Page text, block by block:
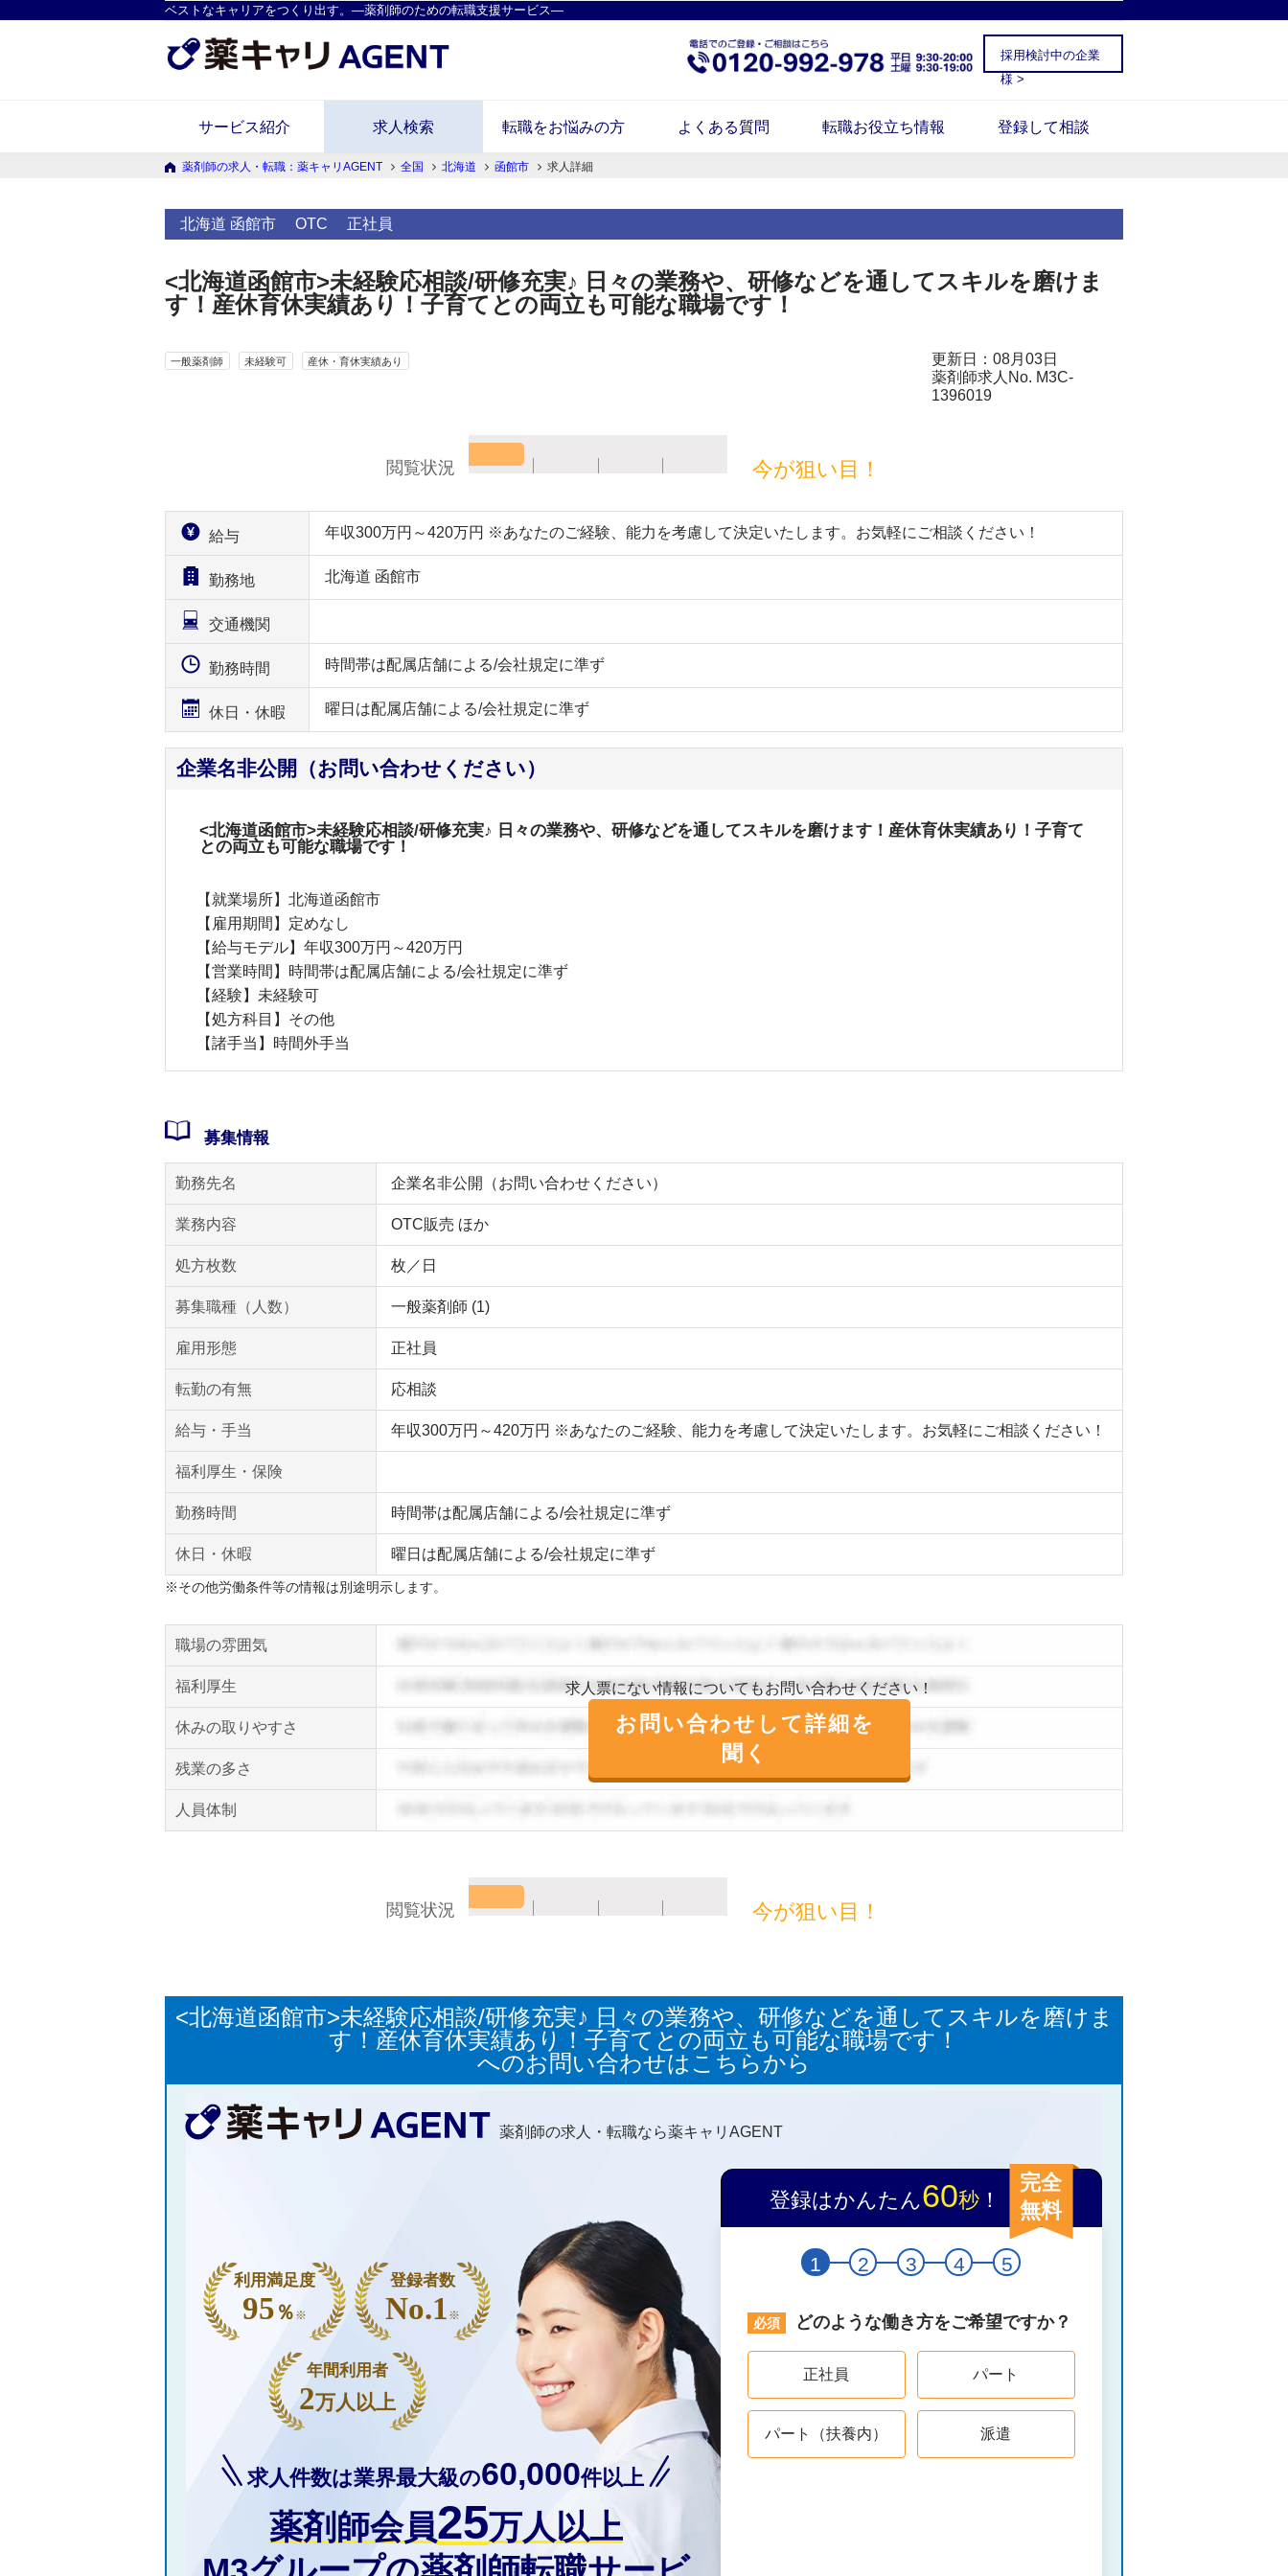
ベストなキャリアをつくり出す。―薬剤師のための転職支援サービス―
採用検討中の企業
様 >
サービス紹介 求人検索 転職をお悩みの方 よくある質問 転職お役立ち情報 登録して相談
薬剤師の求人・転職：薬キャリAGENT 全国 北海道 函館市 求人詳細
北海道 函館市 OTC 正社員
<北海道函館市>未経験応相談/研修充実♪ 日々の業務や、研修などを通してスキルを磨けま
す！産休育休実績あり！子育てとの両立も可能な職場です！
一般薬剤師 未経験可 産休・育休実績あり
更新日：08月03日
薬剤師求人No. M3C-
1396019
閲覧状況 今が狙い目！
給与 年収300万円～420万円 ※あなたのご経験、能力を考慮して決定いたします。お気軽にご相談ください！
勤務地 北海道 函館市
交通機関
勤務時間 時間帯は配属店舗による/会社規定に準ず
休日・休暇 曜日は配属店舗による/会社規定に準ず
企業名非公開（お問い合わせください）
<北海道函館市>未経験応相談/研修充実♪ 日々の業務や、研修などを通してスキルを磨けます！産休育休実績あり！子育て
との両立も可能な職場です！
【就業場所】北海道函館市
【雇用期間】定めなし
【給与モデル】年収300万円～420万円
【営業時間】時間帯は配属店舗による/会社規定に準ず
【経験】未経験可
【処方科目】その他
【諸手当】時間外手当
募集情報
勤務先名 企業名非公開（お問い合わせください）
業務内容 OTC販売 ほか
処方枚数 枚／日
募集職種（人数） 一般薬剤師 (1)
雇用形態 正社員
転勤の有無 応相談
給与・手当 年収300万円～420万円 ※あなたのご経験、能力を考慮して決定いたします。お気軽にご相談ください！
福利厚生・保険
勤務時間 時間帯は配属店舗による/会社規定に準ず
休日・休暇 曜日は配属店舗による/会社規定に準ず
※その他労働条件等の情報は別途明示します。
職場の雰囲気
求人票にない情報についてもお問い合わせください！
お問い合わせして詳細を
聞く
福利厚生
休みの取りやすさ
残業の多さ
人員体制
閲覧状況 今が狙い目！
<北海道函館市>未経験応相談/研修充実♪ 日々の業務や、研修などを通してスキルを磨けま
す！産休育休実績あり！子育てとの両立も可能な職場です！
へのお問い合わせはこちらから
薬剤師の求人・転職なら薬キャリAGENT
求人件数は業界最大級の60,000件以上
薬剤師会員25万人以上
利用満足度
95 ％ ※
登録者数
No.1 ※
年間利用者
2万人以上
登録はかんたん60秒！
完全
無料
1 2 3 4 5
どのような働き方をご希望ですか？
正社員 パート
パート（扶養内） 派遣